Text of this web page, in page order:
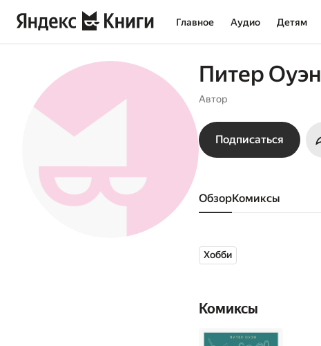
Главное Аудио Детям
Питер Оуэн
Автор
Подписаться
Обзор комиксы
Хобби
Комиксы